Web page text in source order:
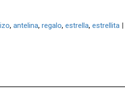
antelina regalo estrella estrellita |